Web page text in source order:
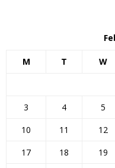
M T W
3
4 5
10
11 12
17
18 19